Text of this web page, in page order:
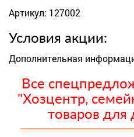
Артикул: 127002
Условия акции:
Дополнительная
Все
"Хозцентр,
товаров для